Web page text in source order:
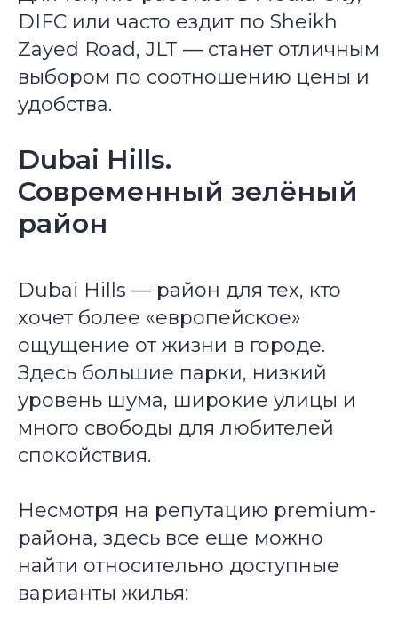
DIFC или часто ездит по Sheikh
Zayed Road, JLT — станет отличным
выбором по соотношению цены и
удобства.
Dubai Hills.
Современный зелёный
район
Dubai Hills — район для тех, кто
хочет более «европейское»
ощущение от жизни в городе.
Здесь большие парки, низкий
уровень шума, широкие улицы и
много свободы для любителей
спокойствия.
Несмотря на репутацию premium-
района, здесь все еще можно
найти относительно доступные
варианты жилья: